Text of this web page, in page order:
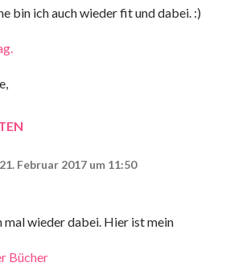
bin ich auch wieder fit und dabei. :)
21. Februar 2017 um 11:50
mal wieder dabei. Hier ist mein
Bücher